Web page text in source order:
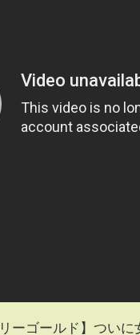
ーゴールド】つい